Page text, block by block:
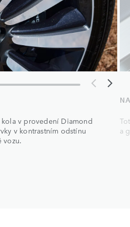
v provedení Diamond
v kontrastním odstínu
vozu.
a